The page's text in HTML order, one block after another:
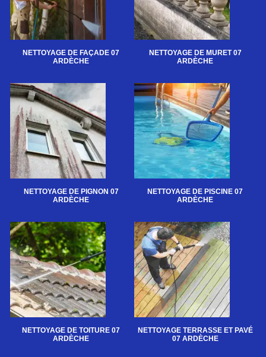
NETTOYAGE DE FAÇADE 07
ARDÈCHE
NETTOYAGE DE MURET 07
ARDÈCHE
NETTOYAGE DE PIGNON 07
ARDÈCHE
NETTOYAGE DE PISCINE 07
ARDÈCHE
NETTOYAGE DE TOITURE 07
ARDÈCHE
NETTOYAGE TERRASSE ET PAVÉ
07 ARDÈCHE